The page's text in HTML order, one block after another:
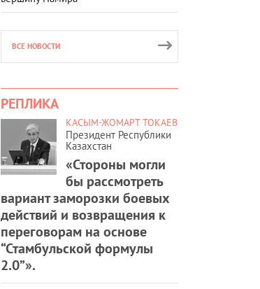
ВСЕ НОВОСТИ
РЕПЛИКА
КАСЫМ-ЖОМАРТ ТОКАЕВ
Президент Республики
Казахстан
«Стороны могли
бы рассмотреть
вариант заморозки боевых
действий и возвращения к
переговорам на основе
“Стамбульской формулы
2.0”».